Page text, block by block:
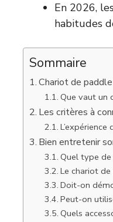
En 2026,
habitudes
Sommaire
Chariot de
Que vaut un
Les critères à
Bien entretenir
Quel type
Le chariot
Doit-on
Peut-on
Quels